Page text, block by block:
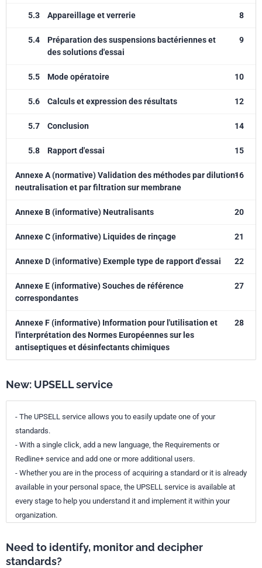
5.3 Appareillage et verrerie 8
5.4
Préparation des suspensions bactériennes et
des solutions d'essai
9
5.5 Mode opératoire 10
5.6 Calculs et expression des résultats 12
5.7 Conclusion 14
5.8 Rapport d'essai 15
Annexe A (normative) Validation des méthodes par dilution-
neutralisation et par filtration sur membrane
16
Annexe B (informative) Neutralisants 20
Annexe C (informative) Liquides de rinçage 21
Annexe D (informative) Exemple type de rapport d'essai 22
Annexe E (informative) Souches de référence
correspondantes
27
Annexe F (informative) Information pour l'utilisation et
l'interprétation des Normes Européennes sur les
antiseptiques et désinfectants chimiques
28
New: UPSELL service
- The UPSELL service allows you to easily update one of your
standards.
- With a single click, add a new language, the Requirements or
Redline+ service and add one or more additional users.
- Whether you are in the process of acquiring a standard or it is already
available in your personal space, the UPSELL service is available at
every stage to help you understand it and implement it within your
organization.
Need to identify, monitor and decipher
standards?